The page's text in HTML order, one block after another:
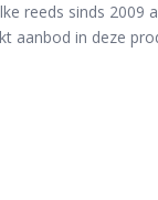
reeds sinds 2009
aanbod in deze